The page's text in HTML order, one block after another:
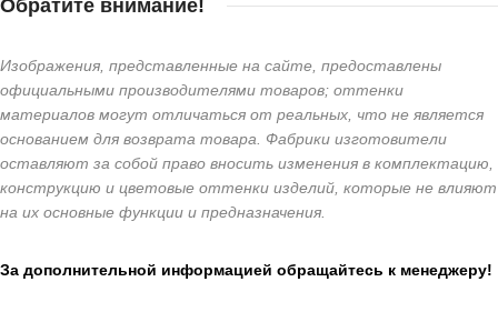
Обратите внимание!
Изображения, представленные на сайте, предоставлены
официальными производителями товаров; оттенки
материалов могут отличаться от реальных, что не является
основанием для возврата товара. Фабрики изготовители
оставляют за собой право вносить изменения в комплектацию,
конструкцию и цветовые оттенки изделий, которые не влияют
на их основные функции и предназначения.
За дополнительной информацией обращайтесь к менеджеру!